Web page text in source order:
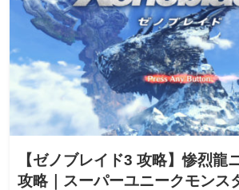
【ゼノブレイド3 攻略】惨烈龍
攻略｜スーパーユニークモンス